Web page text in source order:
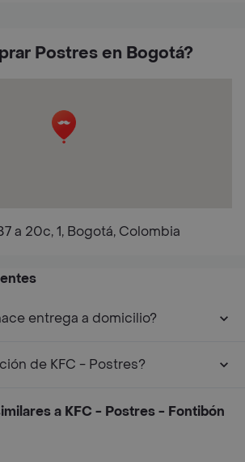
Postres en Bogotá?
a 20c, 1, Bogotá, Colombia
entrega a domicilio?
de KFC - Postres?
a KFC - Postres - Fontibón